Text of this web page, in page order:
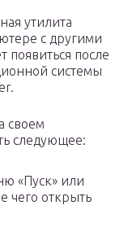
утилита
с другими
появиться после
системы
своем
следующее:
«Пуск» или
чего открыть